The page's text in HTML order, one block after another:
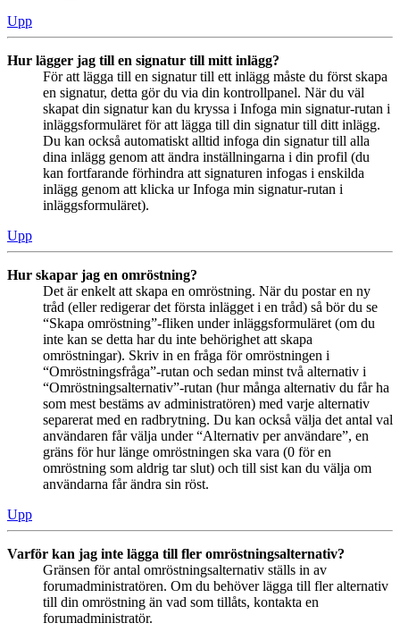
Upp
Hur lägger jag till en signatur till mitt inlägg?
För att lägga till en signatur till ett inlägg måste du först skapa
en signatur, detta gör du via din kontrollpanel. När du väl
skapat din signatur kan du kryssa i Infoga min signatur-rutan i
inläggsformuläret för att lägga till din signatur till ditt inlägg.
Du kan också automatiskt alltid infoga din signatur till alla
dina inlägg genom att ändra inställningarna i din profil (du
kan fortfarande förhindra att signaturen infogas i enskilda
inlägg genom att klicka ur Infoga min signatur-rutan i
inläggsformuläret).
Upp
Hur skapar jag en omröstning?
Det är enkelt att skapa en omröstning. När du postar en ny
tråd (eller redigerar det första inlägget i en tråd) så bör du se
“Skapa omröstning”-fliken under inläggsformuläret (om du
inte kan se detta har du inte behörighet att skapa
omröstningar). Skriv in en fråga för omröstningen i
“Omröstningsfråga”-rutan och sedan minst två alternativ i
“Omröstningsalternativ”-rutan (hur många alternativ du får ha
som mest bestäms av administratören) med varje alternativ
separerat med en radbrytning. Du kan också välja det antal val
användaren får välja under “Alternativ per användare”, en
gräns för hur länge omröstningen ska vara (0 för en
omröstning som aldrig tar slut) och till sist kan du välja om
användarna får ändra sin röst.
Upp
Varför kan jag inte lägga till fler omröstningsalternativ?
Gränsen för antal omröstningsalternativ ställs in av
forumadministratören. Om du behöver lägga till fler alternativ
till din omröstning än vad som tillåts, kontakta en
forumadministratör.